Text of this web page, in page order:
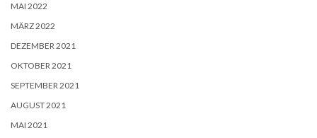
MAI 2022
MÄRZ 2022
DEZEMBER 2021
OKTOBER 2021
SEPTEMBER 2021
AUGUST 2021
MAI 2021